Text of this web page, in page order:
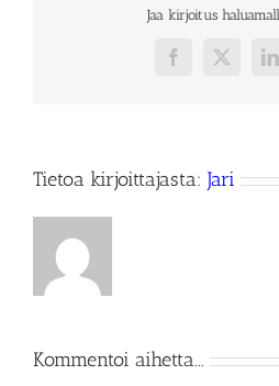
Jaa kirjoitus
Facebook
X
Tietoa kirjoittajasta: Jari
Kommentoi aihetta...